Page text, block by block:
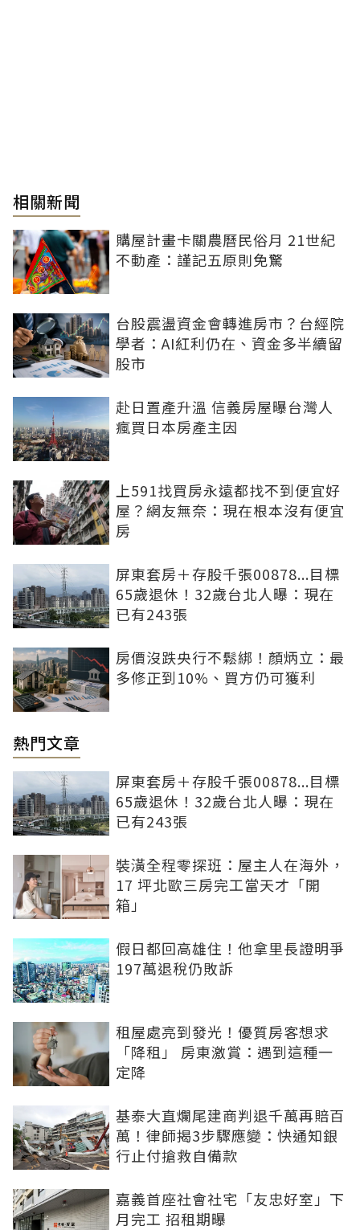
相關新聞
購屋計畫卡關農曆民俗月 21世紀
不動產：謹記五原則免驚
台股震盪資金會轉進房市？台經院
學者：AI紅利仍在、資金多半續留
股市
赴日置產升溫 信義房屋曝台灣人
瘋買日本房產主因
上591找買房永遠都找不到便宜好
屋？網友無奈：現在根本沒有便宜
房
屏東套房＋存股千張00878...目標
65歲退休！32歲台北人曝：現在
已有243張
房價沒跌央行不鬆綁！顏炳立：最
多修正到10%、買方仍可獲利
熱門文章
屏東套房＋存股千張00878...目標
65歲退休！32歲台北人曝：現在
已有243張
裝潢全程零探班：屋主人在海外，
17 坪北歐三房完工當天才「開
箱」
假日都回高雄住！他拿里長證明爭
197萬退稅仍敗訴
租屋處亮到發光！優質房客想求
「降租」 房東激賞：遇到這種一
定降
基泰大直爛尾建商判退千萬再賠百
萬！律師揭3步驟應變：快通知銀
行止付搶救自備款
嘉義首座社會社宅「友忠好室」下
月完工 招租期曝